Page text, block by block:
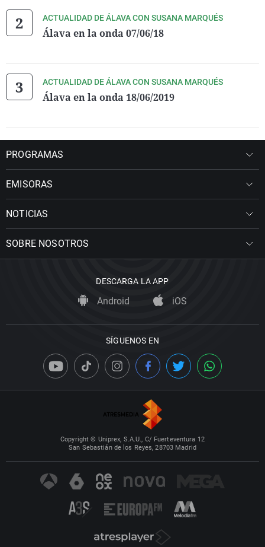
ACTUALIDAD DE ÁLAVA CON SUSANA MARQUÉS
Álava en la onda 07/06/18
ACTUALIDAD DE ÁLAVA CON SUSANA MARQUÉS
Álava en la onda 18/06/2019
PROGRAMAS
EMISORAS
NOTICIAS
SOBRE NOSOTROS
DESCARGA LA APP
Android iOS
SÍGUENOS EN
Copyright © Uniprex, S.A.U., C/ Fuerteventura 12
San Sebastián de los Reyes, 28703 Madrid